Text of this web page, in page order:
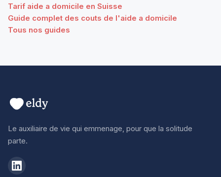
Tarif aide a domicile en Suisse
Guide complet des couts de l'aide a domicile
Tous nos guides
Le auxiliaire de vie qui emmenage, pour que la solitude
parte.